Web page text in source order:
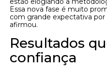
Essa nova fase é muito
com grande expectativa por
afirmou.
Resultados
confiança